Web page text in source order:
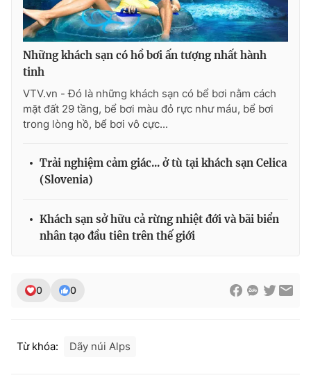
Những khách sạn có hồ bơi ấn tượng nhất hành
tinh
VTV.vn - Đó là những khách sạn có bể bơi nằm cách
mặt đất 29 tầng, bể bơi màu đỏ rực như máu, bể bơi
trong lòng hồ, bể bơi vô cực...
Trải nghiệm cảm giác... ở tù tại khách sạn Celica
(Slovenia)
Khách sạn sở hữu cả rừng nhiệt đới và bãi biển
nhân tạo đầu tiên trên thế giới
0 0
Từ khóa: Dãy núi Alps